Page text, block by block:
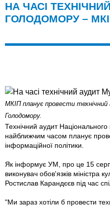
НА ЧАСІ
ГОЛОДОМОРУ –
МКІП планує провести
Голодомору.
Технічний аудит
найближчим часом планує
інформаційної політики.
Як інформує УМ, про це 15
виконувач обов'язків міністра
Ростислав Карандєєв під час
"Ми зараз хотіли б провести